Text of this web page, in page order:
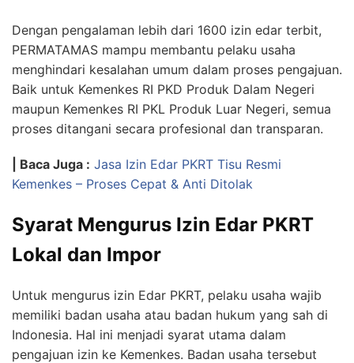
Dengan pengalaman lebih dari 1600 izin edar terbit,
PERMATAMAS mampu membantu pelaku usaha
menghindari kesalahan umum dalam proses pengajuan.
Baik untuk Kemenkes RI PKD Produk Dalam Negeri
maupun Kemenkes RI PKL Produk Luar Negeri, semua
proses ditangani secara profesional dan transparan.
| Baca Juga : Jasa Izin Edar PKRT Tisu Resmi
Kemenkes – Proses Cepat & Anti Ditolak
Syarat Mengurus Izin Edar PKRT
Lokal dan Impor
Untuk mengurus izin Edar PKRT, pelaku usaha wajib
memiliki badan usaha atau badan hukum yang sah di
Indonesia. Hal ini menjadi syarat utama dalam
pengajuan izin ke Kemenkes. Badan usaha tersebut